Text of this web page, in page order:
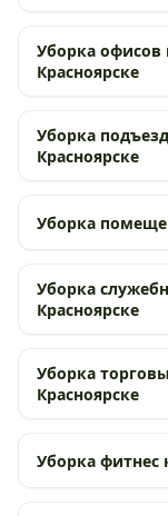
Уборка офисов
Красноярске
Уборка
Красноярске
Уборка
Уборка
Красноярске
Уборка
Красноярске
Уборка фитнес